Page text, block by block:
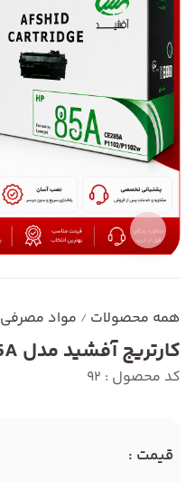
همه محصولات / مواد مصرفی
کارتریج آفشید مدل 85A
کد محصول : 92
قیمت :